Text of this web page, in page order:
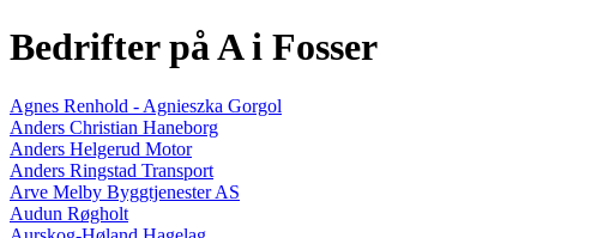
Bedrifter på A i Fosser
Agnes Renhold - Agnieszka Gorgol
Anders Christian Haneborg
Anders Helgerud Motor
Anders Ringstad Transport
Arve Melby Byggtjenester AS
Audun Røgholt